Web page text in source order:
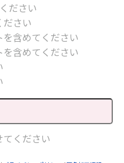
ださい
ださい
含めてください
含めてください
ください